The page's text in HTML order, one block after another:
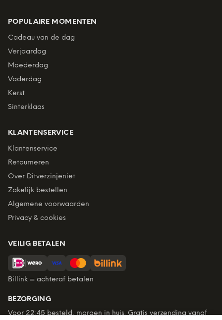
POPULAIRE MOMENTEN
Cadeau van de dag
Verjaardag
Moederdag
Vaderdag
Kerst
Sinterklaas
KLANTENSERVICE
Klantenservice
Retourneren
Over Ditverzinjeniet
Zakelijk bestellen
Algemene voorwaarden
Privacy & cookies
VEILIG BETALEN
Billink = achteraf betalen
BEZORGING
Voor 22:45 besteld, morgen in huis. Gratis verzending vanaf